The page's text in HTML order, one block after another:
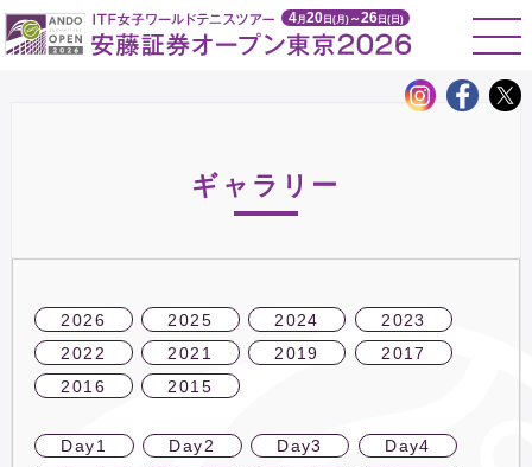
4月20日(月)～26日(日)
ギャラリー
2026 2025 2024
2023
2022
2021 2019
2017
2016
2015
Day1 Day2 Day3
Day4